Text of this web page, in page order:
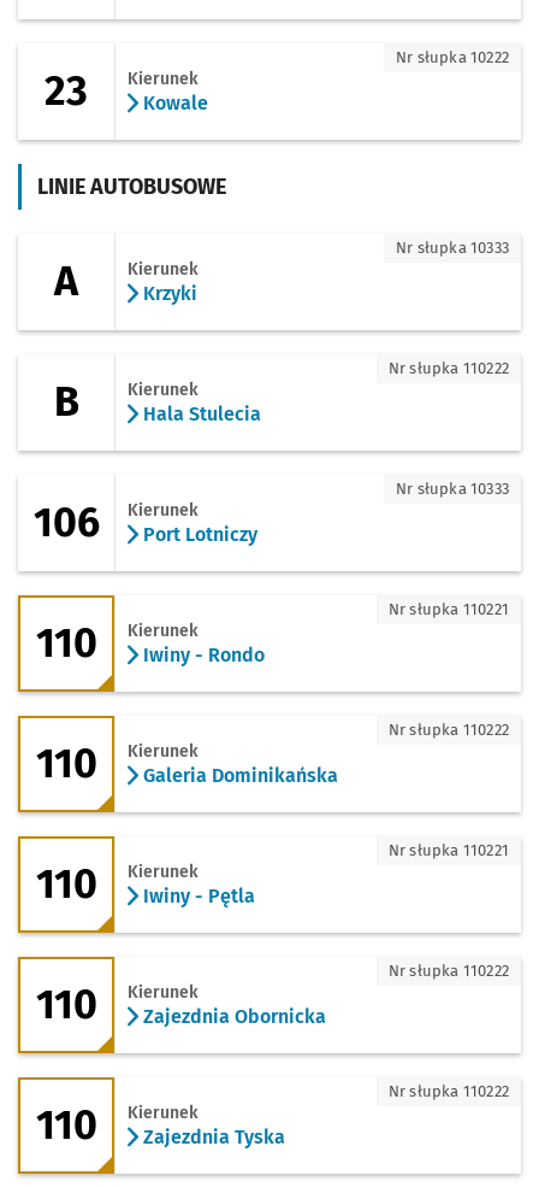
23 Kierunek
Kowale
Nr słupka 10222
LINIE AUTOBUSOWE
A Kierunek
Krzyki
Nr słupka 10333
B Kierunek
Hala Stulecia
Nr słupka 110222
106 Kierunek
Port Lotniczy
Nr słupka 10333
110 - kierunek Iwiny - Rondo
110 Kierunek
Iwiny - Rondo
Nr słupka 110221
110 - kierunek Galeria Dominikańska
110 Kierunek
Galeria Dominikańska
Nr słupka 110222
110 - kierunek Iwiny - Pętla
110 Kierunek
Iwiny - Pętla
Nr słupka 110221
110 - kierunek Zajezdnia Obornicka
110 Kierunek
Zajezdnia Obornicka
Nr słupka 110222
110 - kierunek Zajezdnia Tyska
110 Kierunek
Zajezdnia Tyska
Nr słupka 110222